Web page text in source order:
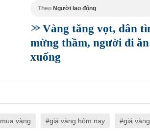
Theo Người lao động
Vàng tăng vọt, dân
mừng thầm, người đi
xuống
mua vàng giá vàng hôm nay giá vàng